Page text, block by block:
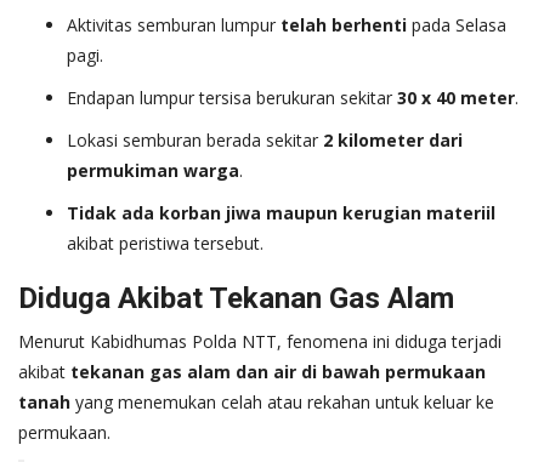
Aktivitas semburan lumpur telah berhenti pada Selasa
pagi.
Endapan lumpur tersisa berukuran sekitar 30 x 40 meter.
Lokasi semburan berada sekitar 2 kilometer dari
permukiman warga.
Tidak ada korban jiwa maupun kerugian materiil
akibat peristiwa tersebut.
Diduga Akibat Tekanan Gas Alam
Menurut Kabidhumas Polda NTT, fenomena ini diduga terjadi
akibat tekanan gas alam dan air di bawah permukaan
tanah yang menemukan celah atau rekahan untuk keluar ke
permukaan.